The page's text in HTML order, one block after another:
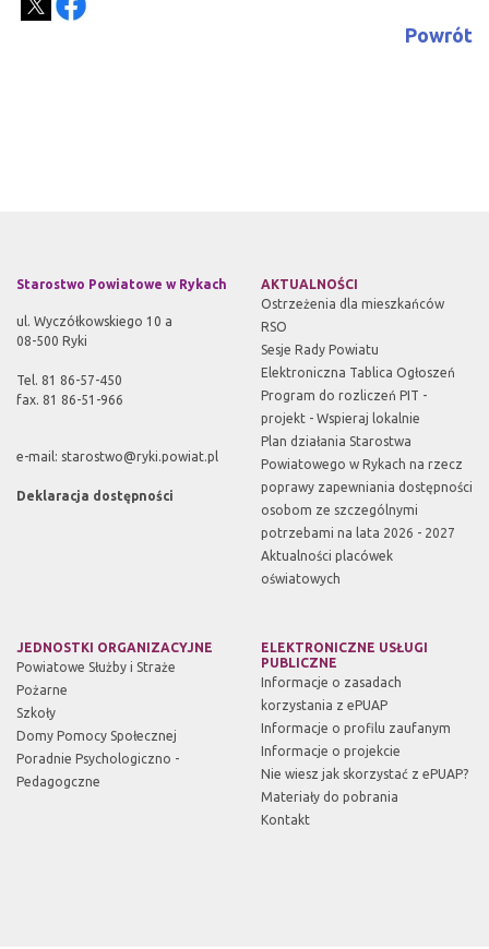
Powrót
Starostwo Powiatowe w Rykach
ul. Wyczółkowskiego 10 a
08-500 Ryki
Tel. 81 86-57-450
fax. 81 86-51-966
e-mail: starostwo@ryki.powiat.pl
Deklaracja dostępności
AKTUALNOŚCI
Ostrzeżenia dla mieszkańców
RSO
Sesje Rady Powiatu
Elektroniczna Tablica Ogłoszeń
Program do rozliczeń PIT -
projekt - Wspieraj lokalnie
Plan działania Starostwa
Powiatowego w Rykach na rzecz
poprawy zapewniania dostępności
osobom ze szczególnymi
potrzebami na lata 2026 - 2027
Aktualności placówek
oświatowych
JEDNOSTKI ORGANIZACYJNE
Powiatowe Służby i Straże
Pożarne
Szkoły
Domy Pomocy Społecznej
Poradnie Psychologiczno -
Pedagogczne
ELEKTRONICZNE USŁUGI
PUBLICZNE
Informacje o zasadach
korzystania z ePUAP
Informacje o profilu zaufanym
Informacje o projekcie
Nie wiesz jak skorzystać z ePUAP?
Materiały do pobrania
Kontakt